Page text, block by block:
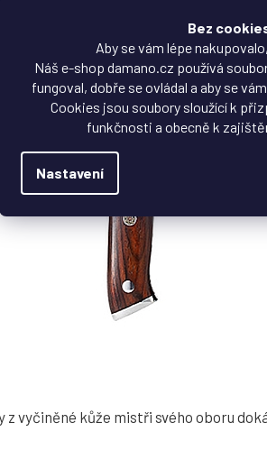
Bez
Aby se vám lépe
Náš e-shop damano.cz používá
fungoval, dobře se ovládal a aby se
Cookies jsou soubory sloužící k
funkčnosti a obecně k
Nastavení
vyčiněné kůže mistři svého oboru